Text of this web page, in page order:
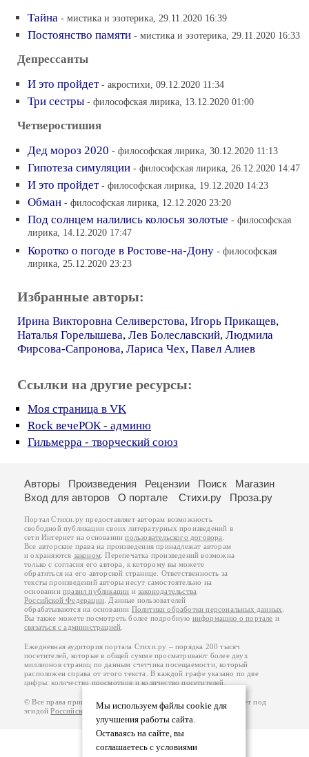
Тайна - мистика и эзотерика, 29.11.2020 16:39
Постоянство памяти - мистика и эзотерика, 29.11.2020 16:33
Депрессанты
И это пройдет - акростихи, 09.12.2020 11:34
Три сестры - философская лирика, 13.12.2020 01:00
Четверостишия
Дед мороз 2020 - философская лирика, 30.12.2020 11:13
Гипотеза симуляции - философская лирика, 26.12.2020 14:47
И это пройдет - философская лирика, 19.12.2020 14:23
Обман - философская лирика, 12.12.2020 23:20
Под солнцем налились колосья золотые - философская
лирика, 14.12.2020 17:47
Коротко о погоде в Ростове-на-Дону - философская
лирика, 25.12.2020 23:23
Избранные авторы:
Ирина Викторовна Селиверстова, Игорь Прикащев,
Наталья Горелышева, Лев Болеславский, Людмила
Фирсова-Сапронова, Лариса Чех, Павел Алиев
Ссылки на другие ресурсы:
Моя страница в VK
Rock вечеРОК - админю
Гильмерра - творческий союз
Мы используем файлы cookie для
улучшения работы сайта.
Оставаясь на сайте, вы
соглашаетесь с условиями
Авторы Произведения Рецензии Поиск
Магазин
Вход для авторов
О портале Стихи.ру Проза.ру
Портал Стихи.ру предоставляет авторам возможность
свободной публикации своих литературных произведений в
сети Интернет на основаниипользовательского договора
Все авторские права на произведения принадлежат авторам
и охраняются законом . Перепечатка произведений возможна
только с согласия его автора, к которому вы можете
обратиться на его авторской странице. Ответственность за
тексты произведений авторы несут самостоятельно на
основанииправил публикации изаконодательства
Российской Федерации . Данные пользователей
обрабатываются на основании Политики обработки персональных данных
Вы также можете посмотреть более подробную информацию о портале и
связаться с администрацией
Ежедневная аудитория портала Стихи.ру – порядка 200 тысяч
посетителей, которые в общей сумме просматривают более двух
миллионов страниц по данным счетчика посещаемости, который
расположен справа от этого текста. В каждой графе указано по две
цифры: количество просмотров и количество посетителей.
© Все права принадлежат авторам, 2000-2026. Портал работает под
эгидойРоссийского союза писателей.18+